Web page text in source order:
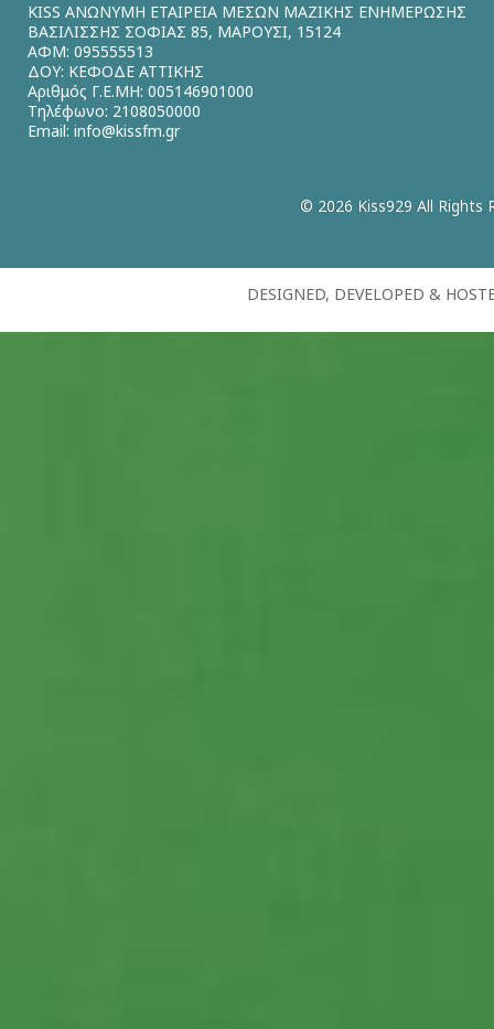
KISS ΑΝΩΝΥΜΗ ΕΤΑΙΡΕΙΑ ΜΕΣΩΝ ΜΑΖΙΚΗΣ ΕΝΗΜΕΡΩΣΗΣ
ΒΑΣΙΛΙΣΣΗΣ ΣΟΦΙΑΣ 85, ΜΑΡΟΥΣΙ, 15124
ΑΦΜ: 095555513
ΔΟΥ: ΚΕΦΟΔΕ ΑΤΤΙΚΗΣ
Αριθμός Γ.Ε.ΜΗ: 005146901000
Τηλέφωνο: 2108050000
Email: info@kissfm.gr
© 2026 Kiss929 All Rights
DESIGNED, DEVELOPED &